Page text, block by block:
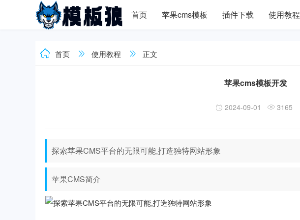
首页 苹果cms模板 插件下载 使用教程
首页 使用教程 正文
苹果cms模板开发
2024-09-01 3165
探索苹果CMS平台的无限可能,打造独特网站形象
苹果CMS简介